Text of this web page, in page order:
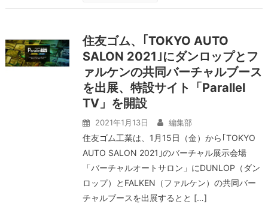
住友ゴム、｢TOKYO AUTO
SALON 2021｣にダンロップとフ
ァルケンの共同バーチャルブース
を出展、特設サイト「Parallel
TV」を開設
2021年1月13日 編集部
住友ゴム工業は、1月15日（金）から｢TOKYO
AUTO SALON 2021｣のバーチャル展示会場
「バーチャルオートサロン」にDUNLOP（ダン
ロップ）とFALKEN（ファルケン）の共同バー
チャルブースを出展するとと […]